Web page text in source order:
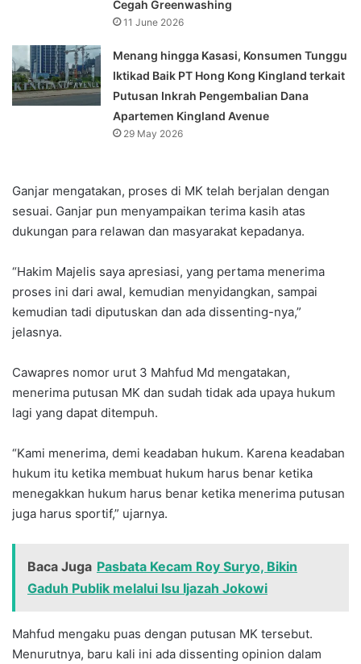
Cegah Greenwashing
11 June 2026
Menang hingga Kasasi, Konsumen Tunggu
Iktikad Baik PT Hong Kong Kingland terkait
Putusan Inkrah Pengembalian Dana
Apartemen Kingland Avenue
29 May 2026
Ganjar mengatakan, proses di MK telah berjalan dengan
sesuai. Ganjar pun menyampaikan terima kasih atas
dukungan para relawan dan masyarakat kepadanya.
“Hakim Majelis saya apresiasi, yang pertama menerima
proses ini dari awal, kemudian menyidangkan, sampai
kemudian tadi diputuskan dan ada dissenting-nya,”
jelasnya.
Cawapres nomor urut 3 Mahfud Md mengatakan,
menerima putusan MK dan sudah tidak ada upaya hukum
lagi yang dapat ditempuh.
“Kami menerima, demi keadaban hukum. Karena keadaban
hukum itu ketika membuat hukum harus benar ketika
menegakkan hukum harus benar ketika menerima putusan
juga harus sportif,” ujarnya.
Baca Juga ‎Pasbata Kecam Roy Suryo, Bikin
Gaduh Publik melalui Isu Ijazah Jokowi
Mahfud mengaku puas dengan putusan MK tersebut.
Menurutnya, baru kali ini ada dissenting opinion dalam